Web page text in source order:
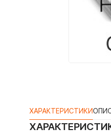
ХАРАКТЕРИСТИКИ